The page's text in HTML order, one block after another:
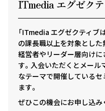
ITmedia エグゼクテ
「ITmedia エグゼクティブ
の課長職以上を対象とした
経営者やリーダー層向け
す。入会いただくとメール
なテーマで開催している
ます。
ぜひこの機会にお申し込み